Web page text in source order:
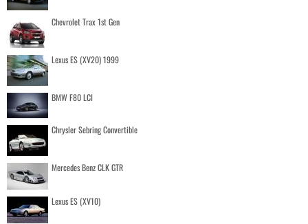
Chevrolet Trax 1st Gen
Lexus ES (XV20) 1999
BMW F80 LCI
Chrysler Sebring Convertible
Mercedes Benz CLK GTR
Lexus ES (XV10)